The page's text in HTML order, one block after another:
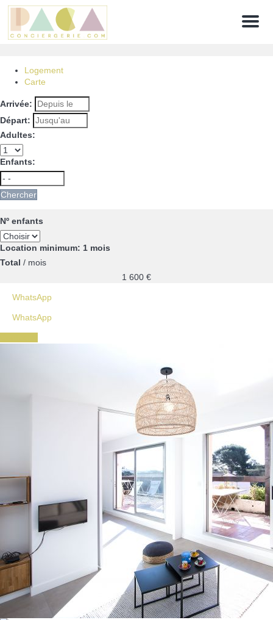
Menu
Logement
Carte
Arrivée:
Départ:
Adultes:
Enfants:
Chercher
Nº enfants
Location minimum: 1 mois
Total / mois
1 600 €
WhatsApp
WhatsApp